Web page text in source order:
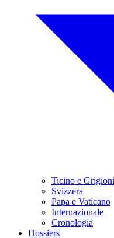
Ticino e
Svizzera
Papa e Vaticano
Internazionale
Cronologia
Dossiers